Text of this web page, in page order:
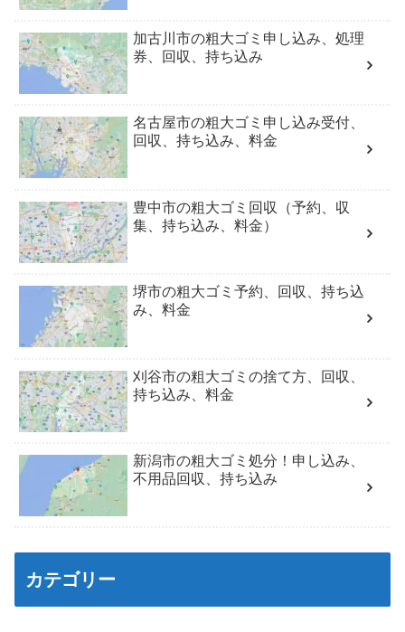
加古川市の粗大ゴミ申し込み、処理
券、回収、持ち込み
名古屋市の粗大ゴミ申し込み受付、
回収、持ち込み、料金
豊中市の粗大ゴミ回収（予約、収
集、持ち込み、料金）
堺市の粗大ゴミ予約、回収、持ち込
み、料金
刈谷市の粗大ゴミの捨て方、回収、
持ち込み、料金
新潟市の粗大ゴミ処分！申し込み、
不用品回収、持ち込み
カテゴリー